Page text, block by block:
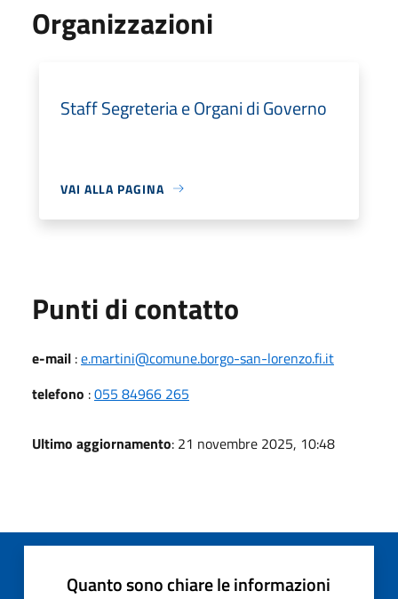
Organizzazioni
Staff Segreteria e Organi di Governo
VAI ALLA PAGINA
Punti di contatto
e-mail :e.martini@comune.borgo-san-lorenzo.fi.it
telefono :055 84966 265
Ultimo aggiornamento: 21 novembre 2025, 10:48
Quanto sono chiare le informazioni